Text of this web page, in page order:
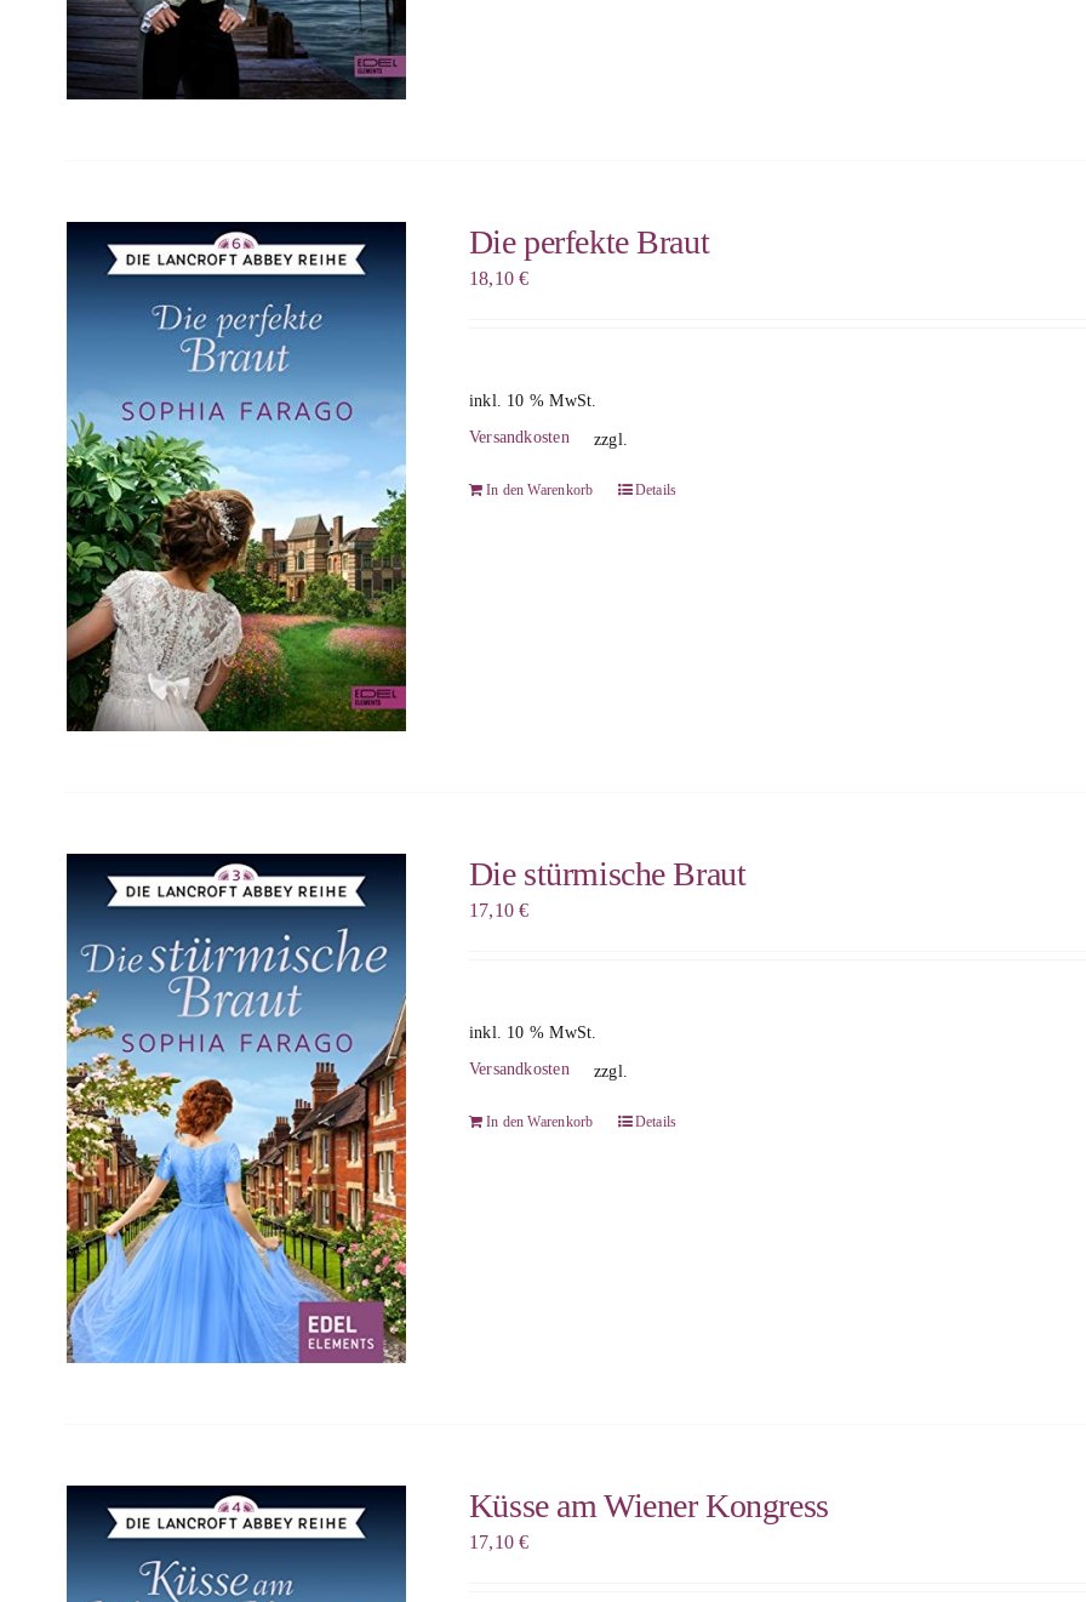
Die perfekte Braut
18,10€
inkl. 10 % MwSt.
zzgl.
Versandkosten
In den Warenkorb Details
Die stürmische Braut
17,10€
inkl. 10 % MwSt.
zzgl.
Versandkosten
In den Warenkorb Details
Küsse am Wiener Kongress
17,10€